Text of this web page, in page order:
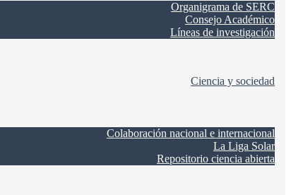
Organigrama de SERC
Consejo Académico
Líneas de investigación
Ciencia y sociedad
Colaboración nacional e internacional
La Liga Solar
Repositorio ciencia abierta